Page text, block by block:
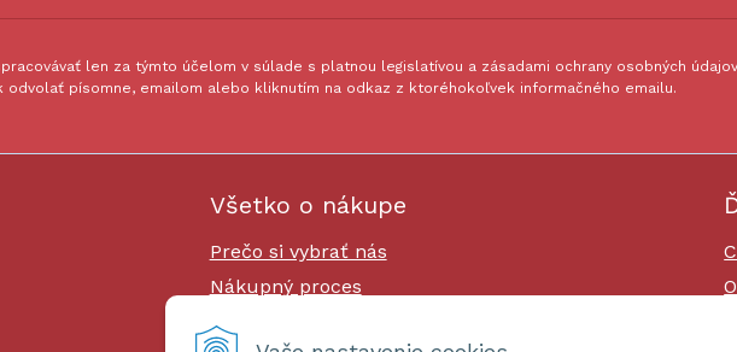
len za týmto účelom v súlade s platnou legislatívou a zásadami ochrany osobných
odvolať písomne, emailom alebo kliknutím na odkaz z ktoréhokoľvek informačného emailu.
Všetko o nákupe
Prečo si vybrať nás
Nákupný proces
Platby a doprava